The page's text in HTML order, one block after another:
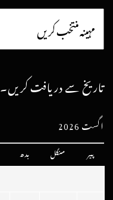
تاریخ سے دریافت کریں۔
اگست 2026
پیر منگل بدھ